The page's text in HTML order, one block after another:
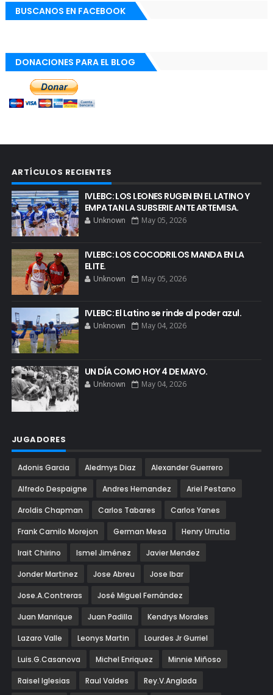
BUSCANOS EN FACEBOOK
DONACIONES PARA EL BLOG
ARTÍCULOS RECIENTES
IVLEBC: LOS LEONES RUGEN EN EL LATINO Y
EMPATAN LA SUBSERIE ANTE ARTEMISA.
Unknown May 05, 2026
IVLEBC: LOS COCODRILOS MANDA EN LA
ELITE.
Unknown May 05, 2026
IVLEBC: El Latino se rinde al poder azul.
Unknown May 04, 2026
UN DÍA COMO HOY 4 DE MAYO.
Unknown May 04, 2026
JUGADORES
Adonis Garcia Aledmys Diaz Alexander Guerrero
Alfredo Despaigne Andres Hernandez Ariel Pestano
Aroldis Chapman Carlos Tabares Carlos Yanes
Frank Camilo Morejon German Mesa Henry Urrutia
Irait Chirino Ismel Jiménez Javier Mendez
Jonder Martinez Jose Abreu Jose Ibar
Jose.A.Contreras José Miguel Fernández
Juan Manrique Juan Padilla Kendrys Morales
Lazaro Valle Leonys Martin Lourdes Jr Gurriel
Luis.G.Casanova Michel Enriquez Minnie Miñoso
Raisel Iglesias Raul Valdes Rey.V.Anglada